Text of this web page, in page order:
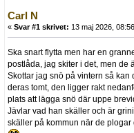
Carl N
« Svar #1 skrivet: 13 maj 2026,
Ska snart flytta men har en
postlåda, jag skiter i det, men de
Skottar jag snö på vintern så
deras tomt, den ligger rakt
plats att lägga snö där uppe
Jävlar vad han skäller och är
skäller på kommun när de